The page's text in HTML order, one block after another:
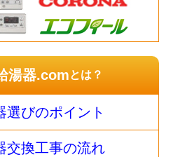
湯器.comとは？
選びのポイント
交換工事の流れ